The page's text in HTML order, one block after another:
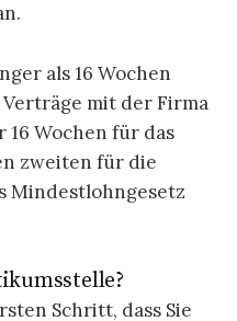
als 16 Wochen
mit der Firma
Wochen für das
zweiten für die
Mindestlohngesetz
Schritt, dass Sie